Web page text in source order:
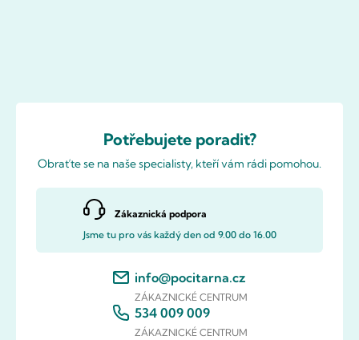
Potřebujete poradit?
Obraťte se na naše specialisty, kteří vám rádi pomohou.
Zákaznická podpora
Jsme tu pro vás každý den od 9.00 do 16.00
info@pocitarna.cz
ZÁKAZNICKÉ CENTRUM
534 009 009
ZÁKAZNICKÉ CENTRUM